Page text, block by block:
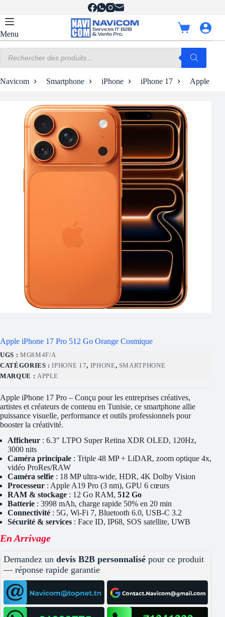
contenu
Menu
Panier
d’achat
produits
Navicom Smartphone iPhone iPhone 17 Apple
Apple iPhone 17 Pro 512 Go Orange Cosmique
UGS : MG8M4F/A
CATÉGORIES :IPHONE 17, IPHONE, SMARTPHONE
MARQUE : APPLE
Apple iPhone 17 Pro – Conçu pour les entreprises créatives,
artistes et créateurs de contenu en Tunisie, ce smartphone allie
puissance visuelle, performance et outils professionnels pour
booster la créativité.
Afficheur : 6.3″ LTPO Super Retina XDR OLED, 120Hz,
3000 nits
Caméra principale : Triple 48 MP + LiDAR, zoom optique 4x,
vidéo ProRes/RAW
Caméra selfie : 18 MP ultra-wide, HDR, 4K Dolby Vision
Processeur : Apple A19 Pro (3 nm), GPU 6 cœurs
RAM & stockage : 12 Go RAM, 512 Go
Batterie : 3998 mAh, charge rapide 50% en 20 min
Connectivité : 5G, Wi-Fi 7, Bluetooth 6.0, USB-C 3.2
Sécurité & services : Face ID, IP68, SOS satellite, UWB
En Arrivage
Demandez un devis B2B personnalisé pour ce produit
— réponse rapide garantie